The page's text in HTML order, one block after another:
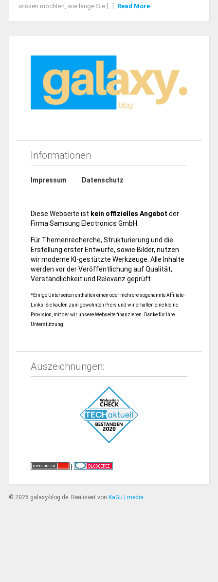
wissen möchten, wie lange Sie [...]
Read More
Informationen
Impressum Datenschutz
Diese Webseite ist kein offizielles Angebot der
Firma Samsung Electronics GmbH
Für Themenrecherche, Strukturierung und die
Erstellung erster Entwürfe, sowie Bilder, nutzen
wir moderne KI-gestützte Werkzeuge. Alle Inhalte
werden vor der Veröffentlichung auf Qualität,
Verständlichkeit und Relevanz geprüft.
*Einige Unterseiten enthalten einen oder mehrere sogenannte Affiliate-
Links. Sie kaufen zum gewohnten Preis und wir erhalten eine kleine
Provision, mit der wir unsere Webseite finanzieren. Danke für Ihre
Unterstützung!
Auszeichnungen:
© 2026 galaxy-blog.de. Realisiert von KaGu | media